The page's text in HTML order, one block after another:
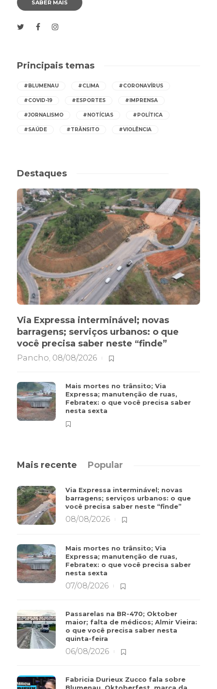
SABER MAIS
Principais temas
#BLUMENAU #CLIMA #CORONAVÍRUS
#COVID-19 #ESPORTES #IMPRENSA
#JORNALISMO #NOTÍCIAS #POLÍTICA
#SAÚDE #TRÂNSITO #VIOLÊNCIA
Destaques
Via Expressa interminável; novas
barragens; serviços urbanos: o que
você precisa saber neste “finde”
Pancho, 08/08/2026
Mais mortes no trânsito; Via
Expressa; manutenção de ruas,
Febratex: o que você precisa saber
nesta sexta
Mais recente Popular
Via Expressa interminável; novas
barragens; serviços urbanos: o que
você precisa saber neste “finde”
08/08/2026
Mais mortes no trânsito; Via
Expressa; manutenção de ruas,
Febratex: o que você precisa saber
nesta sexta
07/08/2026
Passarelas na BR-470; Oktober
maior; falta de médicos; Almir Vieira:
o que você precisa saber nesta
quinta-feira
06/08/2026
Fabricia Durieux Zucco fala sobre